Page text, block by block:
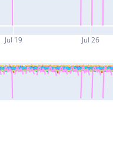
Jul 19 Jul 26